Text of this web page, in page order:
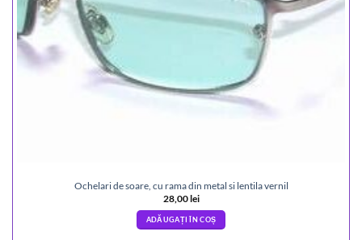
Ochelari de soare, cu rama din metal si lentila vernil
28,00lei
ADĂUGAȚI ÎN COȘ